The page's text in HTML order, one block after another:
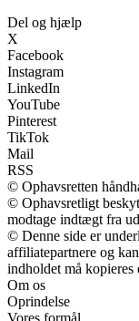
Del og hjælp
X
Facebook
Instagram
LinkedIn
YouTube
Pinterest
TikTok
Mail
RSS
© Ophavsretten
© Ophavsretligt
modtage indtægt fra
© Denne side er
affiliatepartnere og
indholdet må kopieres
Om os
Oprindelse
Vores formål